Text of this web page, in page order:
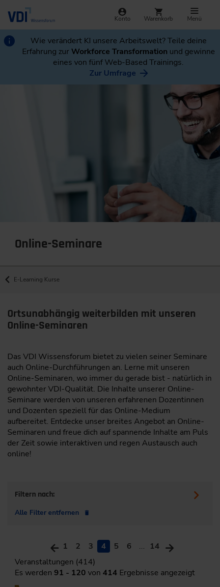
Konto Warenkorb Menü
Wie verändert KI unsere Arbeitswelt? Teile deine
Erfahrung zurWorkforce Transformation und gewinne
eines von fünf Web-Based Trainings.
Zur Umfrage
Online-Seminare
E-Learning Kurse
Ortsunabhängig weiterbilden mit unseren
Online-Seminaren
Das VDI Wissensforum bietet zu vielen seiner Seminare
auch Online-Durchführungen an. Lerne mit unseren
Online-Seminaren, wo immer du gerade bist - natürlich in
gewohnter VDI-Qualität. Die Inhalte unserer Online-
Seminare werden von unseren erfahrenen Dozentinnen
und Dozenten speziell für das Online-Medium
aufbereitet. Entdecke unser breites Angebot an Online-
Seminaren und freue dich auf spannende Inhalte am Puls
der Zeit sowie interaktiven und regen Austausch auch
online!
Filtern nach:
Alle Filter entfernen
1 2 3 4 5 6 ... 14
Veranstaltungen (414)
Es werden 91 - 120 von 414 Ergebnisse angezeigt